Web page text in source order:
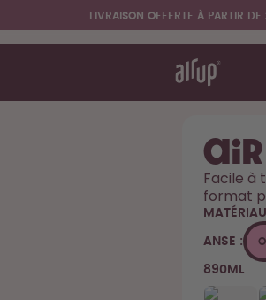
LIVRAISON OFFERTE À PARTIR
Design
air
Facile à
format
ANSE :
890ML